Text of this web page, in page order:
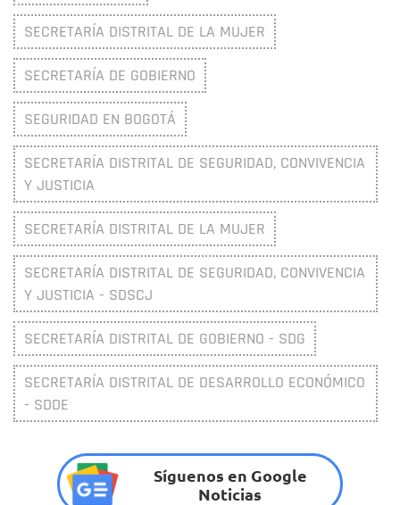
SECRETARÍA DISTRITAL DE LA MUJER
SECRETARÍA DE GOBIERNO
SEGURIDAD EN BOGOTÁ
SECRETARÍA DISTRITAL DE SEGURIDAD, CONVIVENCIA
Y JUSTICIA
SECRETARÍA DISTRITAL DE LA MUJER
SECRETARÍA DISTRITAL DE SEGURIDAD, CONVIVENCIA
Y JUSTICIA - SDSCJ
SECRETARÍA DISTRITAL DE GOBIERNO - SDG
SECRETARÍA DISTRITAL DE DESARROLLO ECONÓMICO
- SDDE
Síguenos en Google
Noticias